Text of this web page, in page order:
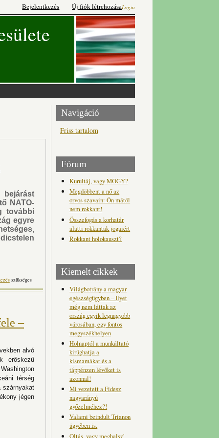
Login
Bejelentkezés Új fiók létrehozása
bejárást
NATO-
további
egyre
áttelepítették
szükséges
–
alvó
erőskezű
térség
szárnyakat
jégen
Navigáció
Friss tartalom
Fórum
Kurultáj, vagy MOGY?
Megdöbbent a nő az
orvos szavain: Ön mától
nem rokkant!
Összefogás a korhatár
alatti rokkantak jogaiért
Rokkant holokauszt?
Kiemelt cikkek
Világbotrány a magyar
egészségügyben – Ilyet
még nem láttak az
ország egyik legnagyobb
városában, egy fontos
megyszékhelyen
Holnaptól a munkáltató
kirúghatja a
kismamákat és a
táppénzen lévőket is
azonnal!
Mi vezetett a Fidesz
nagyarányú
győzelméhez?!
Valami beindult Trianon
ügyében is.
Oltás, vagy meghalsz'